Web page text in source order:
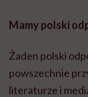
Mamy polski
Żaden polski
powszechnie
literaturze i